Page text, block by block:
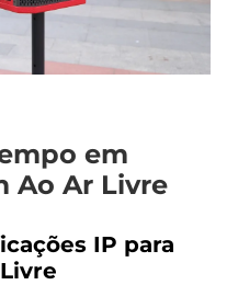
em
Ao Ar Livre
IP para